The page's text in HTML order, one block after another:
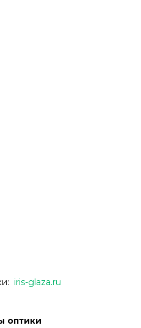
iris-glaza.ru
оптики